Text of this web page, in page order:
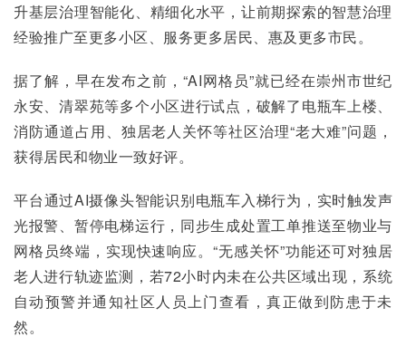
升基层治理智能化、精细化水平，让前期探索的智慧治理
经验推广至更多小区、服务更多居民、惠及更多市民。
据了解，早在发布之前，“AI网格员”就已经在崇州市世纪
永安、清翠苑等多个小区进行试点，破解了电瓶车上楼、
消防通道占用、独居老人关怀等社区治理“老大难”问题，
获得居民和物业一致好评。
平台通过AI摄像头智能识别电瓶车入梯行为，实时触发声
光报警、暂停电梯运行，同步生成处置工单推送至物业与
网格员终端，实现快速响应。“无感关怀”功能还可对独居
老人进行轨迹监测，若72小时内未在公共区域出现，系统
自动预警并通知社区人员上门查看，真正做到防患于未
然。